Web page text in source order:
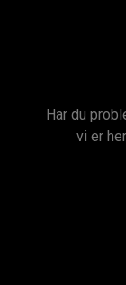
Har du
vi er